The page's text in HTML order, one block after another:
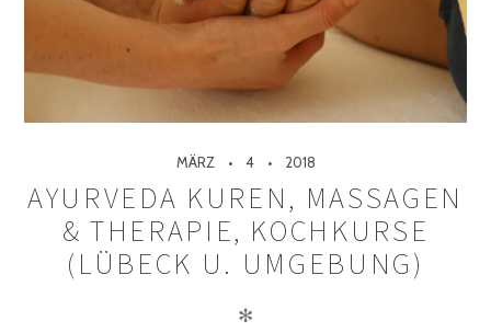
MÄRZ 4 2018
AYURVEDA KUREN, MASSAGEN
& THERAPIE, KOCHKURSE
(LÜBECK U. UMGEBUNG)
✻